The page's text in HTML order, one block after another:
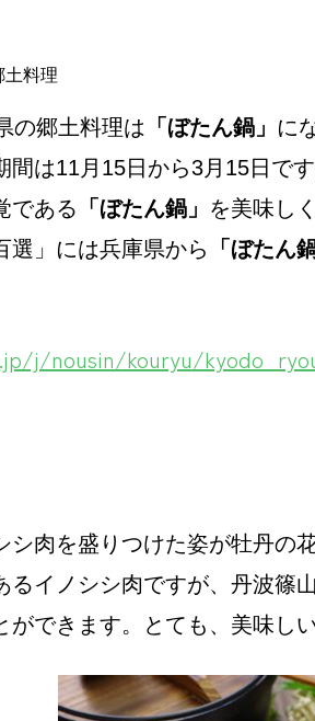
土料理
の郷土料理は 「ぼたん鍋」 に
間は11月15日から3月15日で
である 「ぼたん鍋」 を美味し
選」には兵庫県から
「ぼたん鍋
j/nousin/kouryu/
シ肉を盛りつけた姿が牡丹の
るイノシシ肉ですが、丹波篠
できます。とても、美味しい